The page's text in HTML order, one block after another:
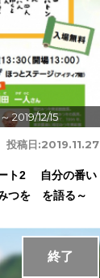
～ 2019/12/15
投稿日:2019.11.27
ト2 自分の番い
つを を語る～
終了